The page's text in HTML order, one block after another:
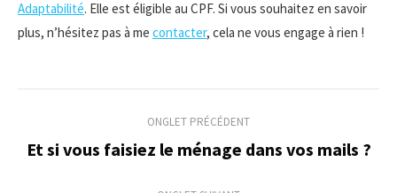
Adaptabilité. Elle est éligible au CPF. Si vous souhaitez en savoir
plus, n’hésitez pas à me contacter, cela ne vous engage à rien !
de
commentaire
ONGLET PRÉCÉDENT
Onglet
Et si vous faisiez le ménage dans vos mails ?